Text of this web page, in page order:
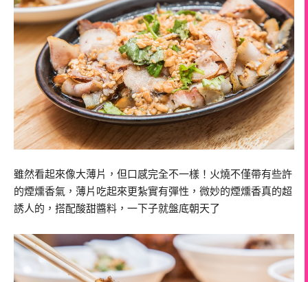
雖然看起來像大薄片，但口感完全不一樣！火燒不僅帶有些許
的煙燻香氣，薄片吃起來更紮實有彈性，微妙的煙燻香真的超
誘人的，搭配酸甜醬料，一下子就盤底朝天了